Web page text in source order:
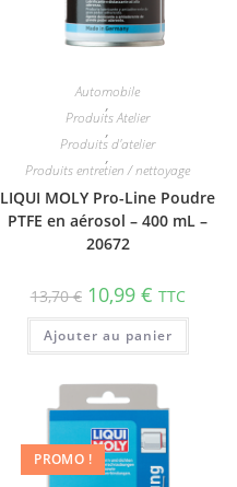
Automobile
,
Produits Atelier
,
Produits d'atelier
,
Produits entretien / nettoyage
LIQUI MOLY Pro-Line Poudre
PTFE en aérosol – 400 mL –
20672
13,70€ 10,99 € TTC
Ajouter au panier
PROMO !